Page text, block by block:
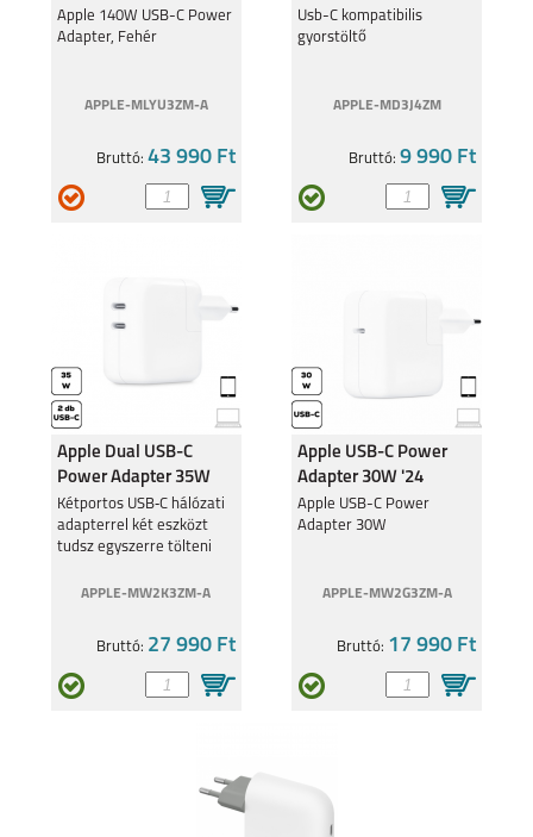
REDMI 10 4G /
REDMI 10 2022
POCO M3 PRO
REDMI NOTE 10T 5G REDMI NOTE 10 PRO
Apple 140W USB-C Power
Adapter, Fehér
APPLE-MLYU3ZM-A
Bruttó: 43 990 Ft
'25
Usb-C kompatibilis
gyorstöltő
APPLE-MD3J4ZM
Bruttó:9 990 Ft
Apple Dual USB-C
Power Adapter 35W
Kétportos USB‑C hálózati
adapterrel két eszközt
tudsz egyszerre tölteni
APPLE-MW2K3ZM-A
Bruttó: 27 990 Ft
Apple USB-C Power
Adapter 30W '24
Apple USB-C Power
Adapter 30W
APPLE-MW2G3ZM-A
Bruttó: 17 990 Ft